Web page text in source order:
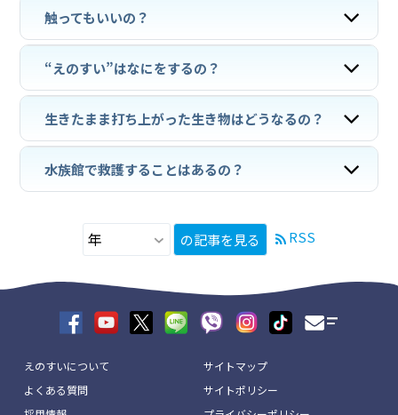
触ってもいいの？
“えのすい”はなにをするの？
生きたまま打ち上がった生き物はどうなるの？
水族館で救護することはあるの？
の記事を見る RSS
えのすいについて
よくある質問
サイトマップ
サイトポリシー